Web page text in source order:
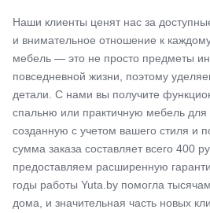
Наши клиенты ценят нас за
и внимательное отношение к
мебель — это не просто предметы
повседневной жизни, поэтому
детали. С нами вы получите
спальню или практичную мебель для
созданную с учетом вашего стиля и
сумма заказа составляет всего 400
предоставляем расширенную
годы работы Yuta.by помогла
дома, и значительная часть новых